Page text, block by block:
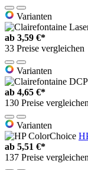
Varianten
ab 3,59 €*
33 Preise vergleichen
Varianten
ab 4,65 €*
130 Preise vergleichen
Varianten
ab 5,51 €*
137 Preise vergleichen